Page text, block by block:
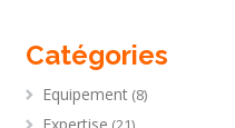
Catégories
Equipement (8)
Expertise